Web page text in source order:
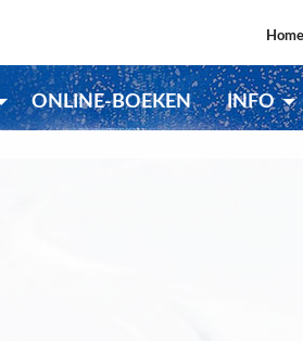
Home
ONLINE-BOEKEN INFO